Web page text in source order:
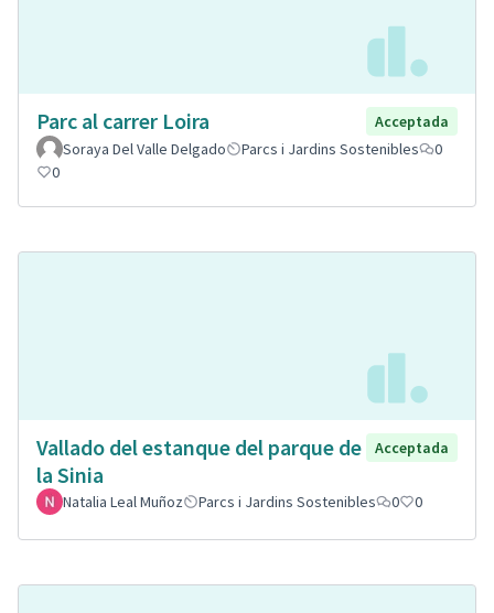
Parc al carrer Loira
Acceptada
Soraya Del Valle Delgado
Parcs i Jardins Sostenibles
0
0
Vallado del estanque del parque de
la Sinia
Acceptada
Natalia Leal Muñoz Parcs i Jardins Sostenibles 0 0